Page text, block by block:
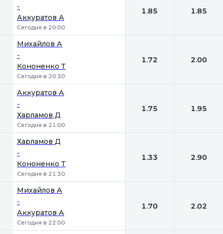
-
Аккуратов А
Сегодня в 20:00
1.85 1.85
Михайлов А
-
Кононенко Т
Сегодня в 20:30
1.72 2.00
Аккуратов А
-
Харламов Д
Сегодня в 21:00
1.75 1.95
Харламов Д
-
Кононенко Т
Сегодня в 21:30
1.33 2.90
Михайлов А
-
Аккуратов А
Сегодня в 22:00
1.70 2.02